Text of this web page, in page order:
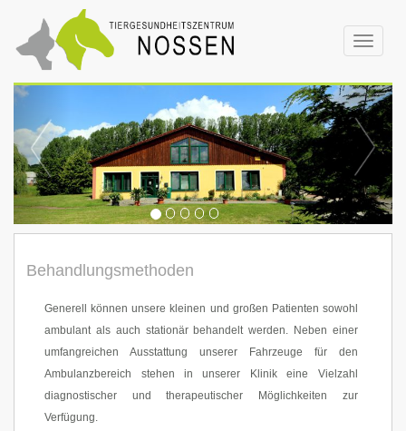
Toggle
Behandlungsmethoden
Generell können unsere kleinen und großen Patienten sowohl
ambulant als auch stationär behandelt werden. Neben einer
umfangreichen Ausstattung unserer Fahrzeuge für den
Ambulanzbereich stehen in unserer Klinik eine Vielzahl
diagnostischer und therapeutischer Möglichkeiten zur
Verfügung.